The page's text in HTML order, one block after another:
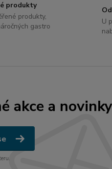
produkty
produkty,
gastro
U
akce a